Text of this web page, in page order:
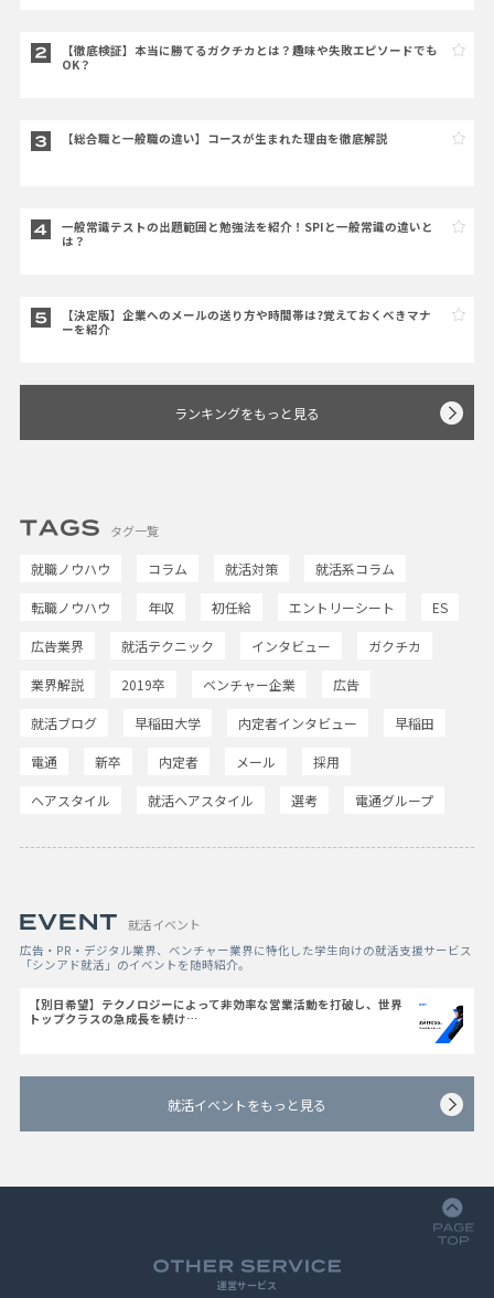
【徹底検証】本当に勝てるガクチカとは？趣味や失敗エピソードでも
OK？
【総合職と一般職の違い】コースが生まれた理由を徹底解説
一般常識テストの出題範囲と勉強法を紹介！SPIと一般常識の違いと
は？
【決定版】企業へのメールの送り方や時間帯は?覚えておくべきマナ
ーを紹介
ランキングをもっと見る
タグ一覧
就職ノウハウ コラム 就活対策 就活系コラム
転職ノウハウ 年収 初任給 エントリーシート ES
広告業界 就活テクニック インタビュー ガクチカ
業界解説 2019卒 ベンチャー企業 広告
就活ブログ 早稲田大学 内定者インタビュー 早稲田
電通 新卒 内定者 メール 採用
ヘアスタイル 就活ヘアスタイル 選考 電通グループ
就活イベント
広告・PR・デジタル業界、ベンチャー業界に特化した学生向けの就活支援サービス
「シンアド就活」のイベントを随時紹介。
【別日希望】テクノロジーによって非効率な営業活動を打破し、世界
トップクラスの急成長を続け…
就活イベントをもっと見る
運営サービス